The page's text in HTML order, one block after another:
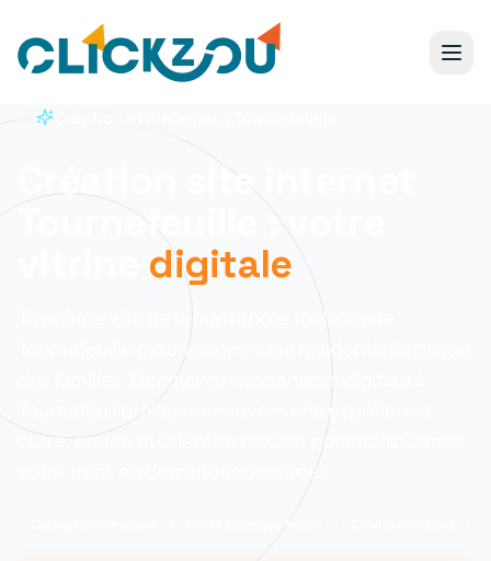
Création site internet
Tournefeuille : votre
digitale
Troisième ville de la métropole toulousaine,
Tournefeuille est une commune résidentielle prisée
des familles. Découvrez nos services digitaux à
Nous concevons une expérience
claire, rapide et orientée résultat pour transformer
votre trafic en demandes qualifiées.
SEO technique inclus